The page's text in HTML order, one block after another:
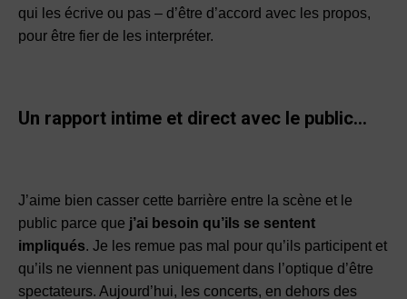
qui les écrive ou pas – d’être d’accord avec les propos,
pour être fier de les interpréter.
Un rapport intime et direct avec le public…
J’aime bien casser cette barrière entre la scène et le
public parce que j’ai besoin qu’ils se sentent
impliqués. Je les remue pas mal pour qu’ils participent et
qu’ils ne viennent pas uniquement dans l’optique d’être
spectateurs. Aujourd’hui, les concerts, en dehors des